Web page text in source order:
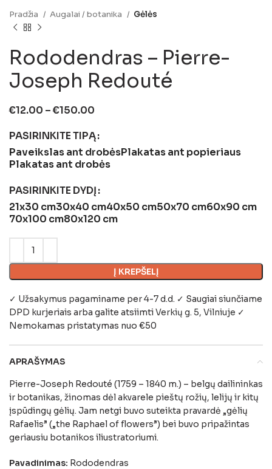
Pradžia Augalai / botanika Gėlės
Rododendras – Pierre-
Joseph Redouté
€12.00 –€150.00
PASIRINKITE TIPĄ
Paveikslas ant drobėsPlakatas ant popieriaus
Plakatas ant drobės
PASIRINKITE DYDĮ
21x30 cm30x40 cm40x50 cm50x70 cm60x90 cm
70x100 cm80x120 cm
Į KREPŠELĮ
✓ Užsakymus pagaminame per 4-7 d.d. ✓ Saugiai siunčiame
DPD kurjeriais arba galite atsiimtiVerkių g. 5, Vilniuje ✓
Nemokamas pristatymas nuo €50
APRAŠYMAS
Pierre-Joseph Redouté (1759 – 1840 m.) – belgų dailininkas
ir botanikas, žinomas dėl akvarele pieštų rožių, lelijų ir kitų
įspūdingų gėlių. Jam netgi buvo suteikta pravardė „gėlių
Rafaelis” („the Raphael of flowers”) bei buvo pripažintas
geriausiu botanikos iliustratoriumi.
Pavadinimas: Rododendras